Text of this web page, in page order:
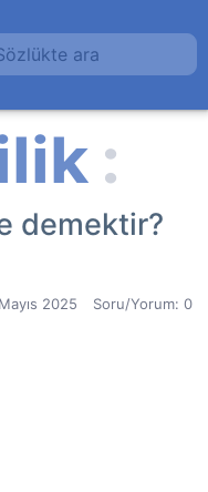
ara
demektir?
2025 Soru/Yorum: 0